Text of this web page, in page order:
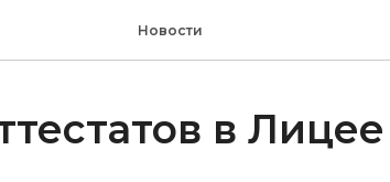
Новости
в